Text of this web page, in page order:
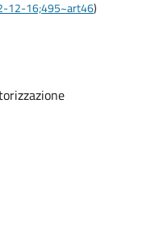
12-16;495~art46)